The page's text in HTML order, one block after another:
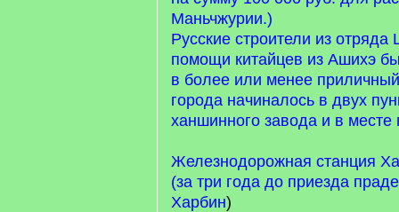
Маньчжурии.)
Русские строители из
помощи китайцев из Ашихэ
в более или менее
города начиналось в двух
ханшинного завода и в
Железнодорожная станция
(за три года до приезда
Харбин)